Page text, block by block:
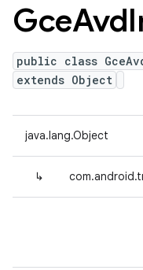
GceAvd
public class
extends Object
java.lang.Object
↳